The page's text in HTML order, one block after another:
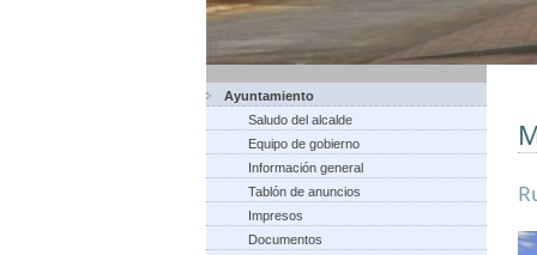
Ayuntamiento
Saludo del alcalde
Equipo de gobierno
Información general
Tablón de anuncios
Impresos
Documentos